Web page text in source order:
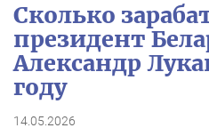
Сколько
президент
Александр
году
14.05.2026